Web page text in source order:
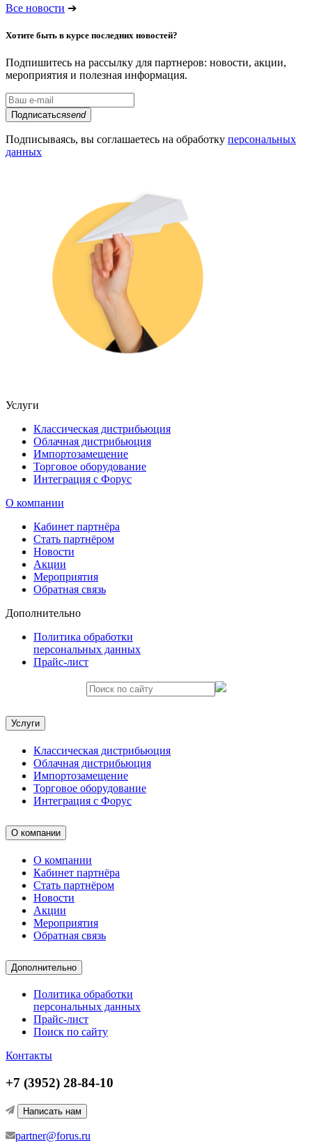
Все новости ➔
Хотите быть в курсе последних новостей?
Подпишитесь на рассылку для партнеров: новости, акции,
мероприятия и полезная информация.
Подписатьсяsend
Подписываясь, вы соглашаетесь на обработку персональных
данных
Услуги
Классическая дистрибьюция
Облачная дистрибьюция
Импортозамещение
Торговое оборудование
Интеграция с Форус
О компании
Кабинет партнёра
Стать партнёром
Новости
Акции
Мероприятия
Обратная связь
Дополнительно
Политика обработки
персональных данных
Прайс-лист
Услуги
Классическая дистрибьюция
Облачная дистрибьюция
Импортозамещение
Торговое оборудование
Интеграция с Форус
О компании
О компании
Кабинет партнёра
Стать партнёром
Новости
Акции
Мероприятия
Обратная связь
Дополнительно
Политика обработки
персональных данных
Прайс-лист
Поиск по сайту
Контакты
+7 (3952) 28-84-10
Написать нам
partner@forus.ru